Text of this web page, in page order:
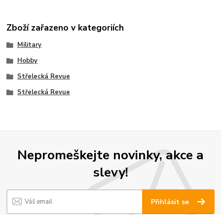
Zboží zařazeno v kategoriích
Military
Hobby
Střelecká Revue
Střelecká Revue
Nepromeškejte novinky, akce a
slevy!
Přihlásit se